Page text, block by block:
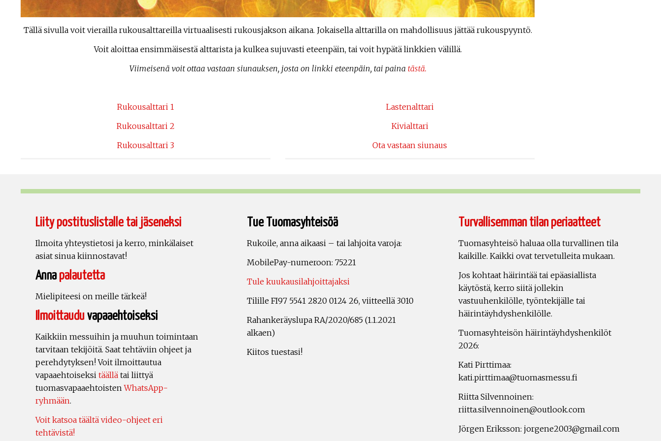
Tällä sivulla voit vierailla rukousalttareilla virtuaalisesti rukousjakson aikana. Jokaisella alttarilla on mahdollisuus jättää rukouspyyntö.
Voit aloittaa ensimmäisestä alttarista ja kulkea sujuvasti eteenpäin, tai voit hypätä linkkien välillä.
Viimeisenä voit ottaa vastaan siunauksen, josta on linkki eteenpäin, tai paina tästä.
Rukousalttari 1
Rukousalttari 2
Rukousalttari 3
Lastenalttari
Kivialttari
Ota vastaan siunaus
Liity postituslistalle tai jäseneksi
Ilmoita yhteystietosi ja kerro, minkälaiset
asiat sinua kiinnostavat!
Annapalautetta
Mielipiteesi on meille tärkeä!
Ilmoittauduvapaaehtoiseksi
Kaikkiin messuihin ja muuhun toimintaan
tarvitaan tekijöitä. Saat tehtäviin ohjeet ja
perehdytyksen! Voit ilmoittautua
vapaaehtoiseksi täällä tai liittyä
tuomasvapaaehtoistenWhatsApp-
ryhmään.
Voit katsoa täältä video-ohjeet eri
tehtävistä!
Tue Tuomasyhteisöä
Rukoile, anna aikaasi – tai lahjoita varoja:
MobilePay-numeroon: 75221
Tule kuukausilahjoittajaksi
Tilille FI97 5541 2820 0124 26, viitteellä 3010
Rahankeräyslupa RA/2020/685 (1.1.2021
alkaen)
Kiitos tuestasi!
Turvallisemman tilan periaatteet
Tuomasyhteisö haluaa olla turvallinen tila
kaikille. Kaikki ovat tervetulleita mukaan.
Jos kohtaat häirintää tai epäasiallista
käytöstä, kerro siitä jollekin
vastuuhenkilölle, työntekijälle tai
häirintäyhdyshenkilölle.
Tuomasyhteisön häirintäyhdyshenkilöt
2026:
Kati Pirttimaa:
kati.pirttimaa@tuomasmessu.fi
Riitta Silvennoinen:
riitta.silvennoinen@outlook.com
Jörgen Eriksson: jorgene2003@gmail.com